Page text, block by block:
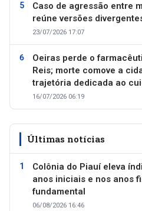
Caso de agressão entre
reúne versões
23/07/2026 17:07
Oeiras perde o
Reis; morte comove a
trajetória dedicada ao
16/07/2026 06:19
Últimas notícias
Colônia do Piauí eleva
anos iniciais e nos anos
fundamental
06/08/2026 16:46